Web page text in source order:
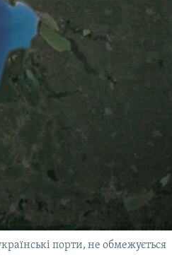
порти, не обмежується